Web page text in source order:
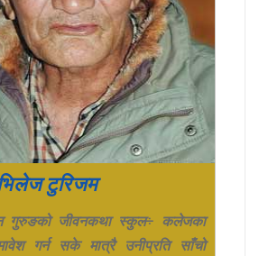
टुरिजम
गुरुङको जीवनकथा स्कुल÷ कलेजका
गर्न सके मात्रै उनीप्रति साँचो